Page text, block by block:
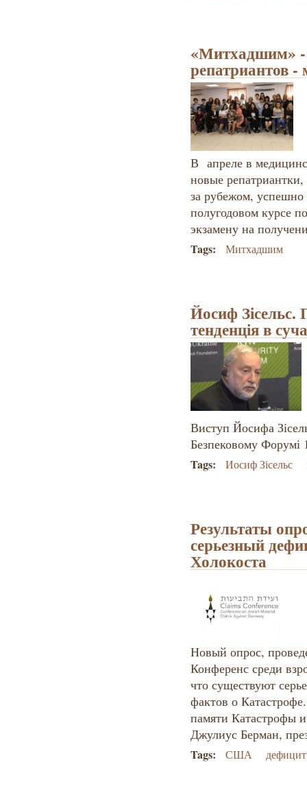
«Митхадшим»
репатриантов -
В апреле в
новые
за рубежом,
полугодовом курсе
экзамену на
Tags: Митхадшим
Йосиф Зісельс.
тенденція в
Виступ Йосифа
Безпековому Форумі
Tags: Иосиф Зісельс
Результаты
серьезный
Холокоста
Новый опрос,
Конференс среди
что существуют
фактов о
памяти Катастрофы
Джулиус Берман,
Tags: США